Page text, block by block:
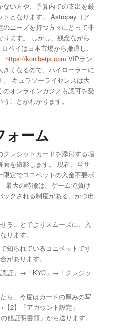
い方や、予算内での支出を厳
となります。 Astropay（ア
ニーズを持つ方々にとって非
ます。 しかし、残念ながら
ペイは日本市場から撤退し、
https://konibetja.com VIPラン
くなるので、ハイローラーに
キュラソーライセンスは大
オンラインカジノも認可を受
ことがわかります。
ォーム
レジットカードを添付する場
を撮影します。 現在、当サ
定でコニベットの入金不要ボ
最大の特徴は、ゲームで負け
クされる制度がある、かつ出
ることでよりスムーズに、入
ります。
知られているコニベットです
があります。
証」→「KYC」→「クレジッ
ら、今度はカードの厚みの写
2】「アカウント設定」
証明書類」から送ります。